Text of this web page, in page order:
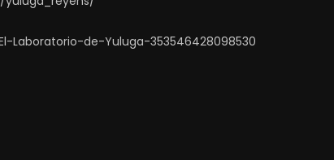
Laboratorio-de-Yuluga-353546428098530